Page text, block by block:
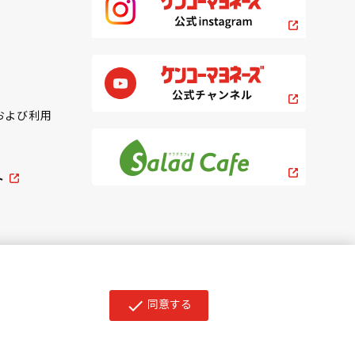
よび利用
check 同意する